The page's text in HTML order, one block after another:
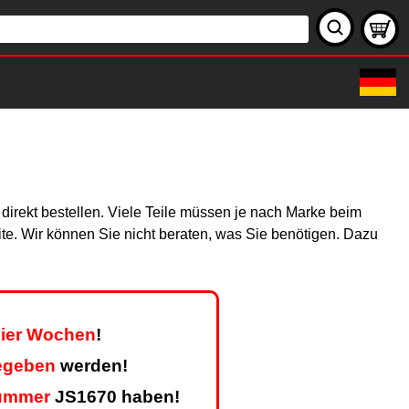
bestellen. Viele Teile müssen je nach Marke beim
Wir können Sie nicht beraten, was Sie benötigen. Dazu
Wochen!
werden!
JS1670 haben!